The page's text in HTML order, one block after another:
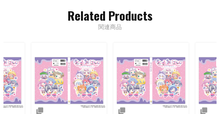
Related Products
関連商品